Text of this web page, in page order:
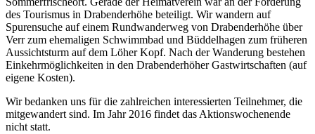
des Tourismus in Drabenderhöhe beteiligt. Wir wandern auf
Spurensuche auf einem Rundwanderweg von Drabenderhöhe über
Verr zum ehemaligen Schwimmbad und Büddelhagen zum früheren
Aussichtsturm auf dem Löher Kopf. Nach der Wanderung bestehen
Einkehrmöglichkeiten in den Drabenderhöher Gastwirtschaften (auf
eigene Kosten).
Wir bedanken uns für die zahlreichen interessierten Teilnehmer, die
mitgewandert sind. Im Jahr 2016 findet das Aktionswochenende
nicht statt.